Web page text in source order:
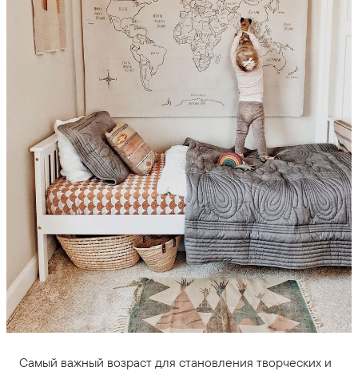
Самый важный возраст для становления творческих и